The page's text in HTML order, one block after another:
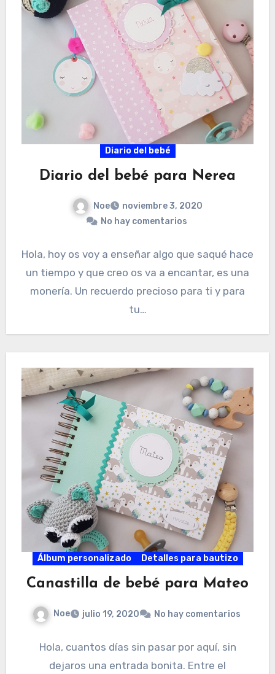
Diario del bebé
Diario del bebé para Nerea
Noe
noviembre 3, 2020
No hay comentarios
Hola, hoy os voy a enseñar algo que saqué hace
un tiempo y que creo os va a encantar, es una
monería. Un recuerdo precioso para ti y para
tu…
Álbum personalizado Detalles para bautizo
Canastilla de bebé para Mateo
Noe julio 19, 2020 No hay comentarios
Hola, cuantos días sin pasar por aquí, sin
dejaros una entrada bonita. Entre el